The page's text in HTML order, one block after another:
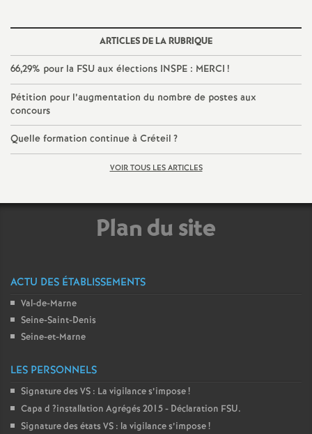
m
e
n
t
S
o
ARTICLES DE LA RUBRIQUE
66,29% pour la FSU aux élections INSPE : MERCI !
Pétition pour l’augmentation du nombre de postes aux
concours
Quelle formation continue à Créteil ?
VOIR TOUS LES ARTICLES
Plan du site
ACTU DES ÉTABLISSEMENTS
Val-de-Marne
Seine-Saint-Denis
Seine-et-Marne
LES PERSONNELS
Signature des VS : La vigilance s’impose!
Capa d ?installation Agrégés 2015 - Déclaration FSU.
Signature des états VS : la vigilance s’impose!